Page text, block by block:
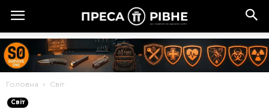
Головна Cвіт
Cвіт